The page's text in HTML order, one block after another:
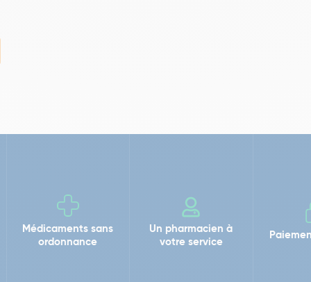
Médicaments sans
ordonnance
Un pharmacien à
votre service